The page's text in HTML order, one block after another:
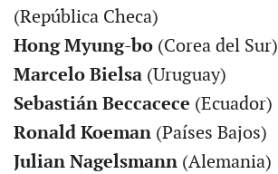
(República Checa)
Hong Myung-bo(Corea del Sur)
Marcelo Bielsa(Uruguay)
Sebastián Beccacece (Ecuador)
Ronald Koeman(Países Bajos)
Julian Nagelsmann(Alemania)